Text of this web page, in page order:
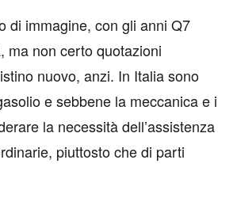
di immagine, con gli anni Q7
ma non certo quotazioni
nuovo, anzi. In Italia sono
e sebbene la meccanica e i
la necessità dell’assistenza
piuttosto che di parti